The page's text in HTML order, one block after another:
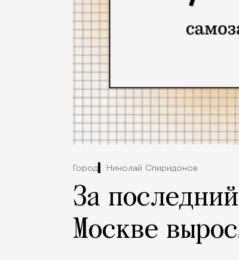
Город Николай Спиридонов
За
Москве